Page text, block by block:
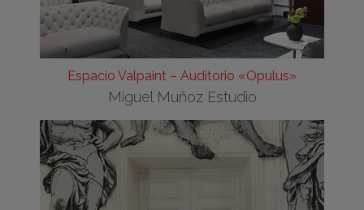
Espacio Valpaint – Auditorio «Opulus»
Miguel Muñoz Estudio